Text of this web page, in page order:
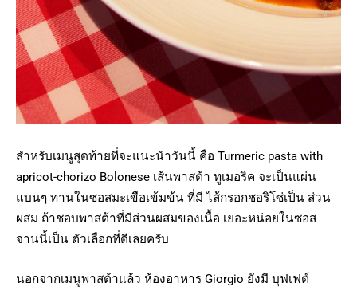
สำหรับเมนูสุดท้ายที่จะแนะนำวันนี้ คือ Turmeric pasta with
apricot-chorizo Bolonese เส้นพาสต้า ทูเมอริค จะเป็นแผ่น
แบนๆ ทานในซอสมะเขือเข้มข้น ที่มี ไส้กรอกชอริโซ่เป็น ส่วน
ผสม ถ้าชอบพาสต้าที่มีส่วนผสมของเนื้อ เยอะหน่อยในซอส
จานนี้เป็น ตัวเลือกที่ดีเลยครับ
นอกจากเมนูพาสต้าแล้ว ห้องอาหาร Giorgio ยังมี บุฟเฟต์